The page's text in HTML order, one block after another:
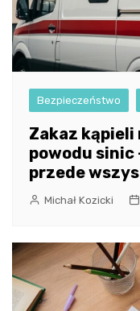
Bezpieczeństwo
Zakaz kąpieli
powodu sinic
przede
Michał Kozicki